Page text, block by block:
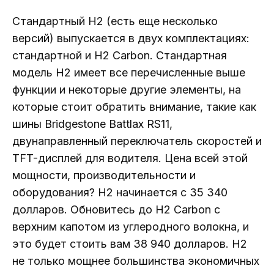
Стандартный H2 (есть еще несколько
версий) выпускается в двух комплектациях:
стандартной и H2 Carbon. Стандартная
модель H2 имеет все перечисленные выше
функции и некоторые другие элементы, на
которые стоит обратить внимание, такие как
шины Bridgestone Battlax RS11,
двунаправленный переключатель скоростей и
TFT-дисплей для водителя. Цена всей этой
мощности, производительности и
оборудования? H2 начинается с 35 340
долларов. Обновитесь до H2 Carbon с
верхним капотом из углеродного волокна, и
это будет стоить вам 38 940 долларов. H2
не только мощнее большинства экономичных